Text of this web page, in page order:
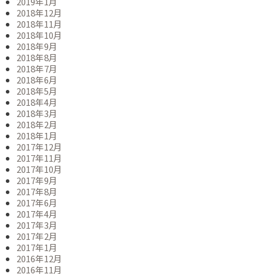
2018年12月
2018年11月
2018年10月
2018年9月
2018年8月
2018年7月
2018年6月
2018年5月
2018年4月
2018年3月
2018年2月
2018年1月
2017年12月
2017年11月
2017年10月
2017年9月
2017年8月
2017年6月
2017年4月
2017年3月
2017年2月
2017年1月
2016年12月
2016年11月